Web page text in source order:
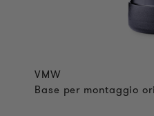
VMW
Base per montaggio